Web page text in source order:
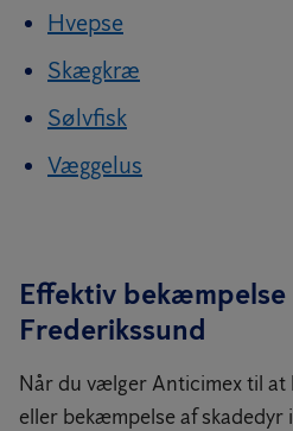
Hvepse
Skægkræ
Sølvfisk
Væggelus
Effektiv
Frederikssund
Når du vælger Anticimex til at
eller bekæmpelse af